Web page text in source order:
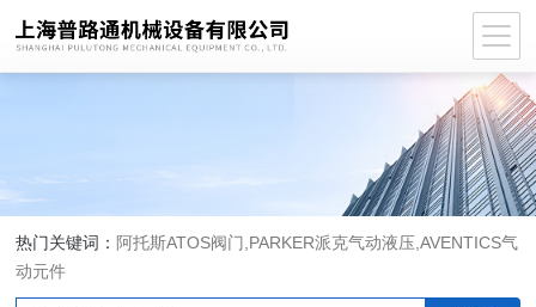
热门关键词： 阿托斯ATOS阀门,PARKER派克气动液压,AVENTICS气
动元件